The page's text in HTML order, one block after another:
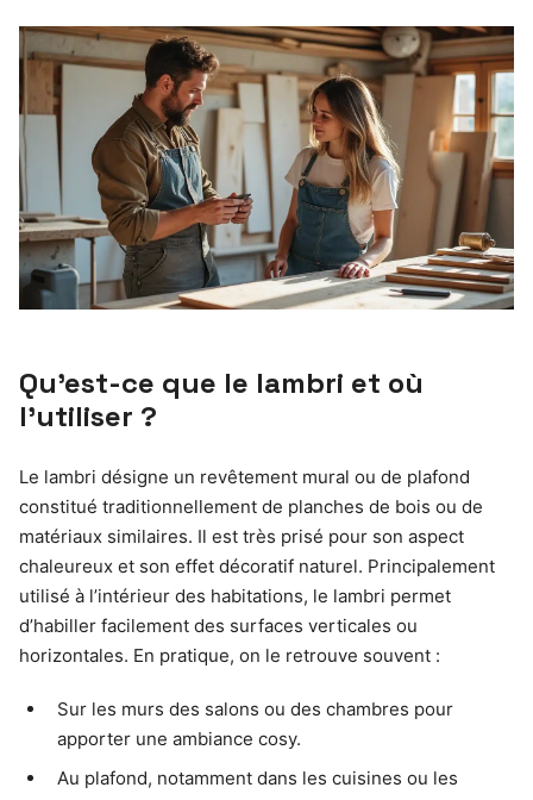
Qu’est-ce que le lambri et où
l’utiliser ?
Le lambri désigne un revêtement mural ou de plafond
constitué traditionnellement de planches de bois ou de
matériaux similaires. Il est très prisé pour son aspect
chaleureux et son effet décoratif naturel. Principalement
utilisé à l’intérieur des habitations, le lambri permet
d’habiller facilement des surfaces verticales ou
horizontales. En pratique, on le retrouve souvent :
Sur les murs des salons ou des chambres pour
apporter une ambiance cosy.
Au plafond, notamment dans les cuisines ou les